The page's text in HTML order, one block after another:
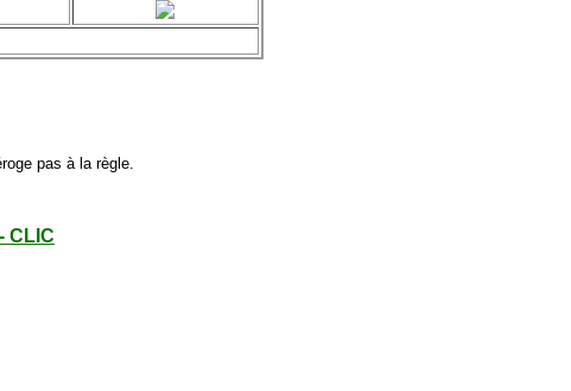
pas à la règle.
CLIC